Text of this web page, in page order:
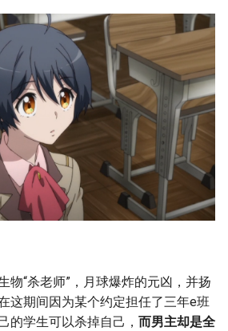
物“杀老师”，月球爆炸的元凶，并扬
这期间因为某个约定担任了三年e班
的学生可以杀掉自己， 而男主却是全